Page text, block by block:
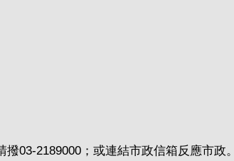
03-2189000；或連結市政信箱反應市政。